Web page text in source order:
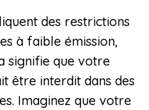
des restrictions
à faible émission,
signifie que votre
être interdit dans des
Imaginez que votre